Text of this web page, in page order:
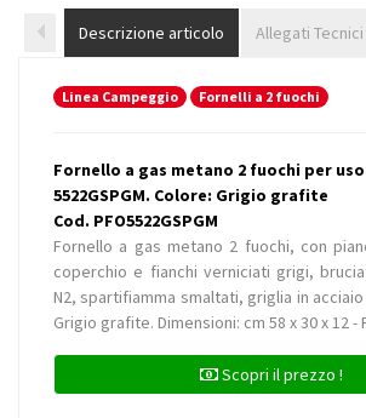
Descrizione articolo Allegati Tecnici
Linea Campeggio Fornelli a 2 fuochi
Fornello a gas metano 2 fuochi per
5522GSPGM. Colore: Grigio grafite
Cod. PFO5522GSPGM
Fornello a gas metano 2 fuochi, con
coperchio e fianchi verniciati grigi,
N2, spartifiamma smaltati, griglia in
Grigio grafite. Dimensioni: cm 58 x 30 x 12 -
Scopri il prezzo !